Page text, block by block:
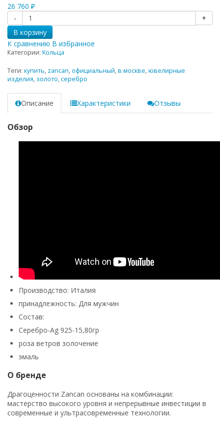
26 760 ₽
-
+
В корзину
К сравнению В избранное
Категории: Кольца
Теги: купить, zancan,официальный,в москве,ювелирные
изделия, золото,серебро
Описание Характеристики Отзывы
Обзор
Производство: Италия
принадлежность: Для мужчин
Состав:
Серебро-Ag 925-15,80гр
роза ветров золочение
эмаль
О бренде
Драгоценности Zancan основаны на комбинации:
мастерство высокого уровня и непрерывные инвестиции в
современные и ультрасовременные технологии.